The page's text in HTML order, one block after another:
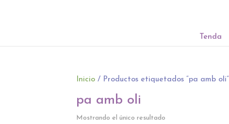
Tenda
Inicio/ Productos etiquetados “pa amb oli”
pa amb oli
Mostrando el único resultado